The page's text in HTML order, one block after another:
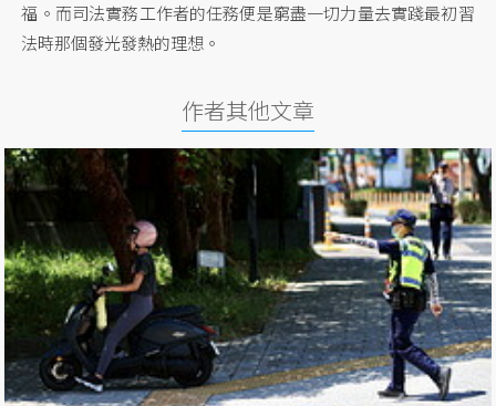
福。而司法實務工作者的任務便是窮盡一切力量去實踐最初習
法時那個發光發熱的理想。
作者其他文章